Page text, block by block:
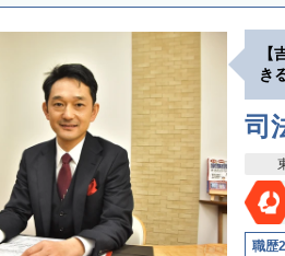
き
司
職歴